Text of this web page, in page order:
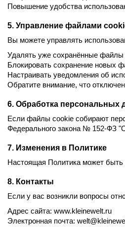
Повышение удобства
5. Управление файлами
Вы можете управлять
Удалять уже сохранённые файлы
Блокировать сохранение новых
Настраивать уведомления об
Обратите внимание, что
6. Обработка персональных
Если файлы cookie собирают
Федерального закона № 152-ФЗ
7. Изменения в Политике
Настоящая Политика может быть
8. Контакты
Если у вас возникли вопросы
Адрес сайта: www.kleinewelt.ru
Электронная почта: